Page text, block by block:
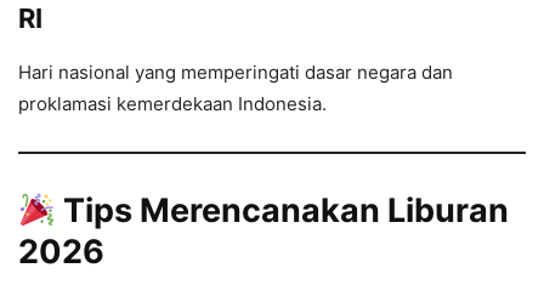
RI
Hari nasional yang memperingati dasar negara dan
proklamasi kemerdekaan Indonesia.
Tips Merencanakan Liburan
2026